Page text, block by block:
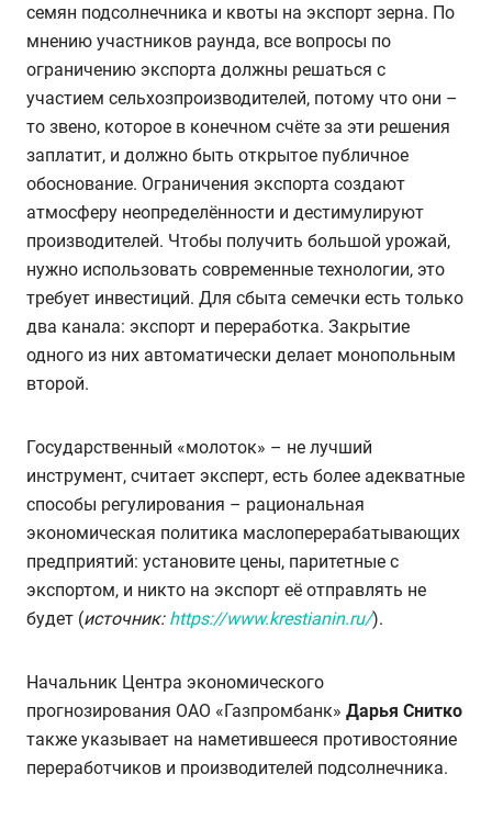
семян подсолнечника и квоты на экспорт зерна. По
мнению участников раунда, все вопросы по
ограничению экспорта должны решаться с
участием сельхозпроизводителей, потому что они –
то звено, которое в конечном счёте за эти решения
заплатит, и должно быть открытое публичное
обоснование. Ограничения экспорта создают
атмосферу неопределённости и дестимулируют
производителей. Чтобы получить большой урожай,
нужно использовать современные технологии, это
требует инвестиций. Для сбыта семечки есть только
два канала: экспорт и переработка. Закрытие
одного из них автоматически делает монопольным
второй.
Государственный «молоток» – не лучший
инструмент, считает эксперт, есть более адекватные
способы регулирования – рациональная
экономическая политика маслоперерабатывающих
предприятий: установите цены, паритетные с
экспортом, и никто на экспорт её отправлять не
будет (источник: https://www.krestianin.ru/).
Начальник Центра экономического
прогнозирования ОАО «Газпромбанк» Дарья Снитко
также указывает на наметившееся противостояние
переработчиков и производителей подсолнечника.